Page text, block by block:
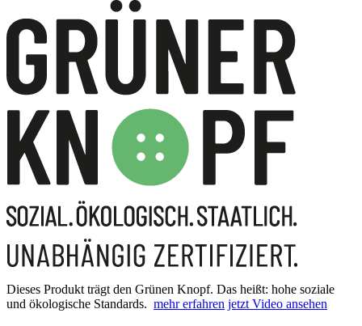
Dieses Produkt trägt den Grünen Knopf. Das heißt: hohe soziale
und ökologische Standards. mehr erfahren jetzt Video ansehen